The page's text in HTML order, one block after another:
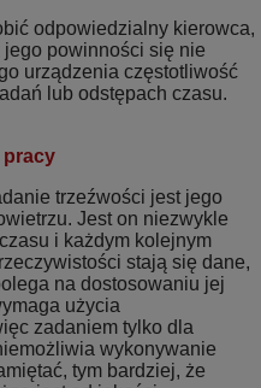
odpowiedzialny kierowca,
powinności się nie
urządzenia częstotliwość
lub odstępach czasu.
pracy
trzeźwości jest jego
Jest on niezwykle
i każdym kolejnym
stają się dane,
na dostosowaniu jej
użycia
zadaniem tylko dla
wykonywanie
tym bardziej, że